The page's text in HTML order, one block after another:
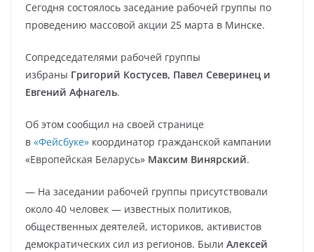
Сегодня состоялось заседание рабочей группы по
проведению массовой акции 25 марта в Минске.
Сопредседателями рабочей группы
избраны Григорий Костусев, Павел Северинец и
Евгений Афнагель.
Об этом сообщил на своей странице
в «Фейсбуке» координатор гражданской кампании
«Европейская Беларусь» Максим Винярский.
— На заседании рабочей группы присутствовали
около 40 человек — известных политиков,
общественных деятелей, историков, активистов
демократических сил из регионов. Были Алексей